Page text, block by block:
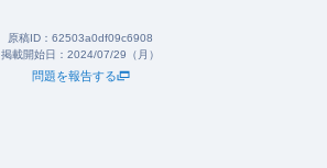
原稿ID： 62503a0df09c6908
掲載開始日： 2024/07/29（月）
問題を報告する